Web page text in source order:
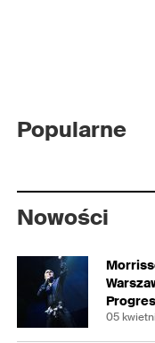
Popularne
Nowości
05